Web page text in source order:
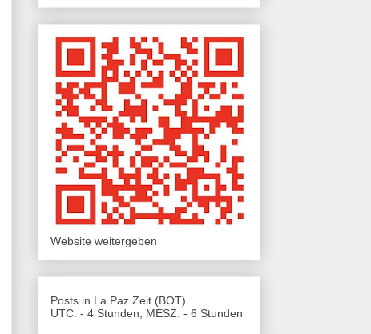
Website weitergeben
Posts in La Paz Zeit (BOT)
UTC: - 4 Stunden, MESZ: - 6 Stunden